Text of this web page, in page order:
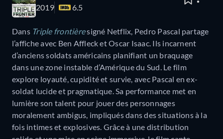
2019 6.5
Dans Triple frontièresigné Netflix, Pedro Pascal partage
l’affiche avec Ben Affleck et Oscar Isaac. Ils incarnent
d’anciens soldats américains planifiant un braquage
dans une zone instable d’Amérique du Sud. Le film
explore loyauté, cupidité et survie, avec Pascal en ex-
soldat lucide et pragmatique. Sa performance met en
lumière son talent pour jouer des personnages
moralement ambigus, impliqués dans des situations à la
fois intimes et explosives. Grâce à une distribution